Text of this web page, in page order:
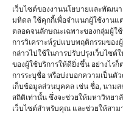
เว็บไซต์ของงานนโยบายและพัฒ
มหิดล ใช้คุกกี้เพื่อจำแนกผู้ใช้งาน
ตลอดจนลักษณะเฉพาะของกลุ่มผู้ใ
การวิเคราะห์รูปแบบพฤติกรรมขอ
กล่าวไปใช้ในการปรับปรุงเว็บไซต์
ของผู้ใช้บริการให้ดียิ่งขึ้น อย่างไร
การระบุชื่อ หรือบ่งบอกความเป็นตั
เก็บข้อมูลส่วนบุคคล เช่น ชื่อ, นามส
สถิติเท่านั้น ซึ่งจะช่วยให้มหาวิทย
เว็บไซต์สำหรับคุณ และช่วยให้สา
ศึกษาดูงาน
อื่น ๆ
กรรมการบริหารควา
การอบรมพัฒนาหัวห